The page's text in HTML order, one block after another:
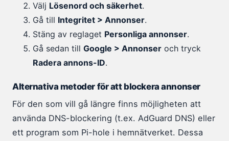
Välj Lösenord och säkerhet.
Gå till Integritet > Annonser.
Stäng av reglaget Personliga annonser.
Gå sedan till Google > Annonser och tryck
Radera annons-ID.
Alternativa metoder för att blockera annonser
För den som vill gå längre finns möjligheten att
använda DNS-blockering (t.ex. AdGuard DNS) eller
ett program som Pi-hole i hemnätverket. Dessa